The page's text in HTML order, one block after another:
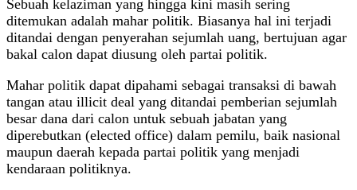
Sebuah kelaziman yang hingga kini masih sering
ditemukan adalah mahar politik. Biasanya hal ini terjadi
ditandai dengan penyerahan sejumlah uang, bertujuan agar
bakal calon dapat diusung oleh partai politik.
Mahar politik dapat dipahami sebagai transaksi di bawah
tangan atau illicit deal yang ditandai pemberian sejumlah
besar dana dari calon untuk sebuah jabatan yang
diperebutkan (elected office) dalam pemilu, baik nasional
maupun daerah kepada partai politik yang menjadi
kendaraan politiknya.